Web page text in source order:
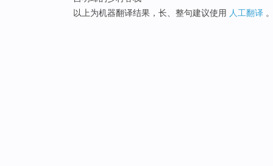
以上为机器翻译结果，长、整句建议使用 人工翻译